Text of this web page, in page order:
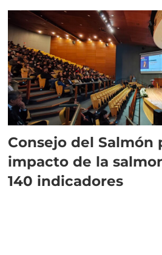
Consejo del Salmón
impacto de la
140 indicadores